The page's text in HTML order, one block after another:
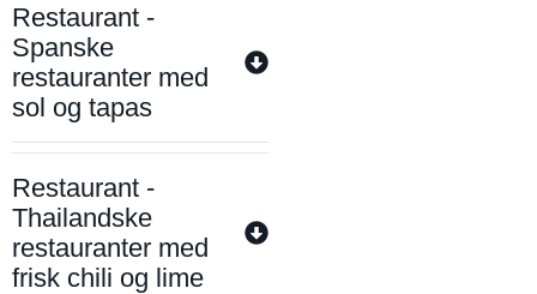
Restaurant -
Spanske
restauranter med
sol og tapas
Restaurant -
Thailandske
restauranter med
frisk chili og lime